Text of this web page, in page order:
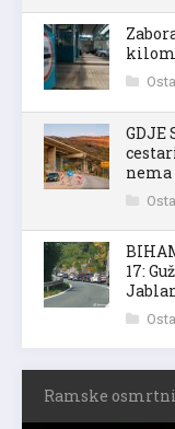
GDJE
nema
17:
Ramske